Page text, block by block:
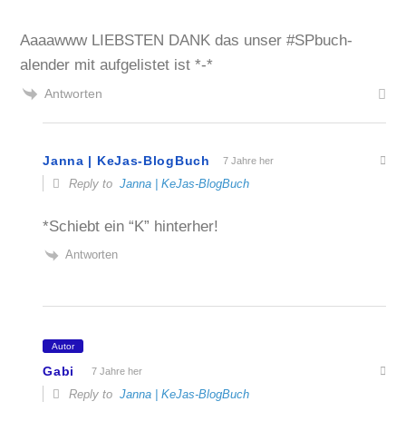
Aaaawww LIEBSTEN DANK das unser #SPbuch-
alender mit aufgelistet ist *-*
Antworten
Janna | KeJas-BlogBuch 7 Jahre her
Reply toJanna | KeJas-BlogBuch
*Schiebt ein “K” hinterher!
Antworten
Autor
Gabi 7 Jahre her
Reply toJanna | KeJas-BlogBuch